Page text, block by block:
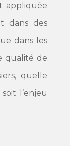
appliquée
dans des
dans les
qualité de
quelle
l’enjeu